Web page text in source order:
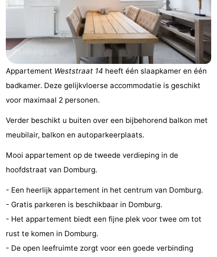
Webcam
Appartementen
-
Wijngaerde
(&
breakfasts)
Campings
Hotels
Buitenhof
Domburg
Hof
Appartement Weststraat 14 heeft één slaapkamer en één
badkamer. Deze gelijkvloerse accommodatie is geschikt
voor maximaal 2 personen.
Verder beschikt u buiten over een bijbehorend balkon met
meubilair, balkon en autoparkeerplaats.
Mooi appartement op de tweede verdieping in de
hoofdstraat van Domburg.
- Een heerlijk appartement in het centrum van Domburg.
- Gratis parkeren is beschikbaar in Domburg.
- Het appartement biedt een fijne plek voor twee om tot
rust te komen in Domburg.
- De open leefruimte zorgt voor een goede verbinding